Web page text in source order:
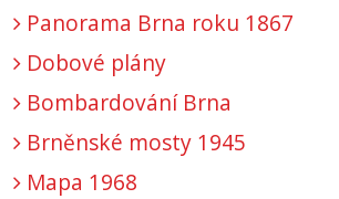
Panorama Brna roku 1867
Dobové plány
Bombardování Brna
Brněnské mosty 1945
Mapa 1968